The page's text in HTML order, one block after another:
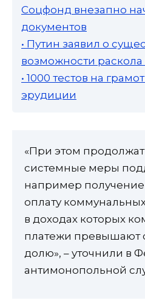
Соцфонд внезапно
документов
• Путин заявил о
возможности
• 1000 тестов на
эрудиции
«При этом продолжат
системные меры
например
оплату
в доходах которых
платежи превышают
долю», – уточнили в
антимонопольной